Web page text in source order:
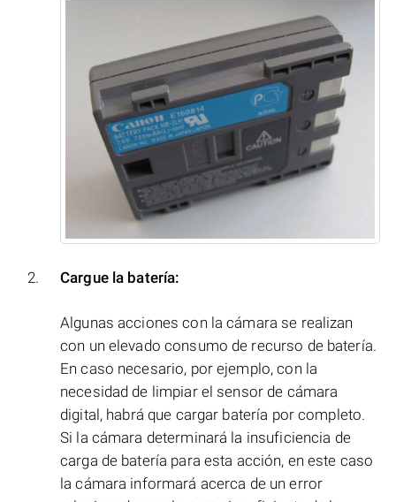
Cargue la batería:
Algunas acciones con la cámara se realizan
con un elevado consumo de recurso de batería.
En caso necesario, por ejemplo, con la
necesidad de limpiar el sensor de cámara
digital, habrá que cargar batería por completo.
Si la cámara determinará la insuficiencia de
carga de batería para esta acción, en este caso
la cámara informará acerca de un error